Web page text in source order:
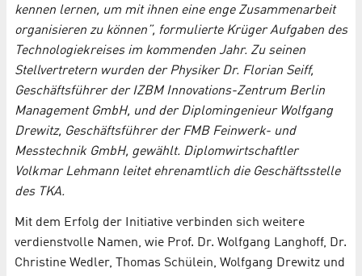
kennen lernen, um mit ihnen eine enge Zusammenarbeit
organisieren zu können”, formulierte Krüger Aufgaben des
Technologiekreises im kommenden Jahr. Zu seinen
Stellvertretern wurden der Physiker Dr. Florian Seiff,
Geschäftsführer der IZBM Innovations-Zentrum Berlin
Management GmbH, und der Diplomingenieur Wolfgang
Drewitz, Geschäftsführer der FMB Feinwerk- und
Messtechnik GmbH, gewählt. Diplomwirtschaftler
Volkmar Lehmann leitet ehrenamtlich die Geschäftsstelle
des TKA.
Mit dem Erfolg der Initiative verbinden sich weitere
verdienstvolle Namen, wie Prof. Dr. Wolfgang Langhoff, Dr.
Christine Wedler, Thomas Schülein, Wolfgang Drewitz und